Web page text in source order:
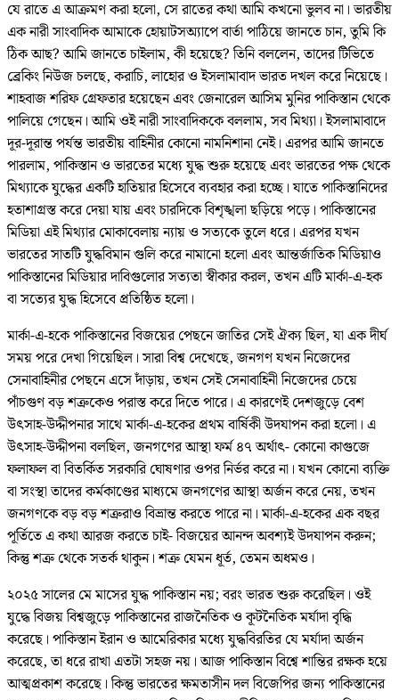
যে রাতে এ আক্রমণ করা হলো, সে রাতের কথা আমি কখনো ভুলব না। ভারতীয়
এক নারী সাংবাদিক আমাকে হোয়াটসঅ্যাপে বার্তা পাঠিয়ে জানতে চান, তুমি কি
ঠিক আছ? আমি জানতে চাইলাম, কী হয়েছে? তিনি বললেন, তাদের টিভিতে
ব্রেকিং নিউজ চলছে, করাচি, লাহোর ও ইসলামাবাদ ভারত দখল করে নিয়েছে।
শাহবাজ শরিফ গ্রেফতার হয়েছেন এবং জেনারেল আসিম মুনির পাকিস্তান থেকে
পালিয়ে গেছেন। আমি ওই নারী সাংবাদিককে বললাম, সব মিথ্যা। ইসলামাবাদে
দূর-দূরান্ত পর্যন্ত ভারতীয় বাহিনীর কোনো নামনিশানা নেই। এরপর আমি জানতে
পারলাম, পাকিস্তান ও ভারতের মধ্যে যুদ্ধ শুরু হয়েছে এবং ভারতের পক্ষ থেকে
মিথ্যাকে যুদ্ধের একটি হাতিয়ার হিসেবে ব্যবহার করা হচ্ছে। যাতে পাকিস্তানিদের
হতাশাগ্রস্ত করে দেয়া যায় এবং চারদিকে বিশৃঙ্খলা ছড়িয়ে পড়ে। পাকিস্তানের
মিডিয়া এই মিথ্যার মোকাবেলায় ন্যায় ও সত্যকে তুলে ধরে। এরপর যখন
ভারতের সাতটি যুদ্ধবিমান গুলি করে নামানো হলো এবং আন্তর্জাতিক মিডিয়াও
পাকিস্তানের মিডিয়ার দাবিগুলোর সত্যতা স্বীকার করল, তখন এটি মার্কা-এ-হক
বা সত্যের যুদ্ধ হিসেবে প্রতিষ্ঠিত হলো।
মার্কা-এ-হকে পাকিস্তানের বিজয়ের পেছনে জাতির সেই ঐক্য ছিল, যা এক দীর্ঘ
সময় পরে দেখা গিয়েছিল। সারা বিশ্ব দেখেছে, জনগণ যখন নিজেদের
সেনাবাহিনীর পেছনে এসে দাঁড়ায়, তখন সেই সেনাবাহিনী নিজেদের চেয়ে
পাঁচগুণ বড় শত্রুকেও পরাস্ত করে দিতে পারে। এ কারণেই দেশজুড়ে বেশ
উৎসাহ-উদ্দীপনার সাথে মার্কা-এ-হকের প্রথম বার্ষিকী উদযাপন করা হলো। এ
উৎসাহ-উদ্দীপনা বলছিল, জনগণের আস্থা ফর্ম ৪৭ অর্থাৎ- কোনো কাগুজে
ফলাফল বা বিতর্কিত সরকারি ঘোষণার ওপর নির্ভর করে না। যখন কোনো ব্যক্তি
বা সংস্থা তাদের কর্মকাণ্ডের মাধ্যমে জনগণের আস্থা অর্জন করে নেয়, তখন
জনগণকে বড় বড় শত্রুরাও বিভ্রান্ত করতে পারে না। মার্কা-এ-হকের এক বছর
পূর্তিতে এ কথা আরজ করতে চাই- বিজয়ের আনন্দ অবশ্যই উদযাপন করুন;
কিন্তু শত্রু থেকে সতর্ক থাকুন। শত্রু যেমন ধূর্ত, তেমন অধমও।
২০২৫ সালের মে মাসের যুদ্ধ পাকিস্তান নয়; বরং ভারত শুরু করেছিল। ওই
যুদ্ধে বিজয় বিশ্বজুড়ে পাকিস্তানের রাজনৈতিক ও কূটনৈতিক মর্যাদা বৃদ্ধি
করেছে। পাকিস্তান ইরান ও আমেরিকার মধ্যে যুদ্ধবিরতির যে মর্যাদা অর্জন
করেছে, তা ধরে রাখা এতটা সহজ নয়। আজ পাকিস্তান বিশ্বে শান্তির রক্ষক হয়ে
আত্মপ্রকাশ করেছে। কিন্তু ভারতের ক্ষমতাসীন দল বিজেপির জন্য পাকিস্তানের